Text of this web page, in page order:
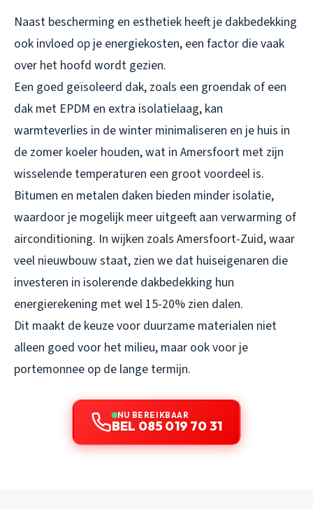
Naast bescherming en esthetiek heeft je dakbedekking
ook invloed op je energiekosten, een factor die vaak
over het hoofd wordt gezien.
Een goed geïsoleerd dak, zoals een groendak of een
dak met EPDM en extra isolatielaag, kan
warmteverlies in de winter minimaliseren en je huis in
de zomer koeler houden, wat in Amersfoort met zijn
wisselende temperaturen een groot voordeel is.
Bitumen en metalen daken bieden minder isolatie,
waardoor je mogelijk meer uitgeeft aan verwarming of
airconditioning. In wijken zoals Amersfoort-Zuid, waar
veel nieuwbouw staat, zien we dat huiseigenaren die
investeren in isolerende dakbedekking hun
energierekening met wel 15-20% zien dalen.
Dit maakt de keuze voor duurzame materialen niet
alleen goed voor het milieu, maar ook voor je
portemonnee op de lange termijn.
NU BEREIKBAAR
BEL 085 019 70 31